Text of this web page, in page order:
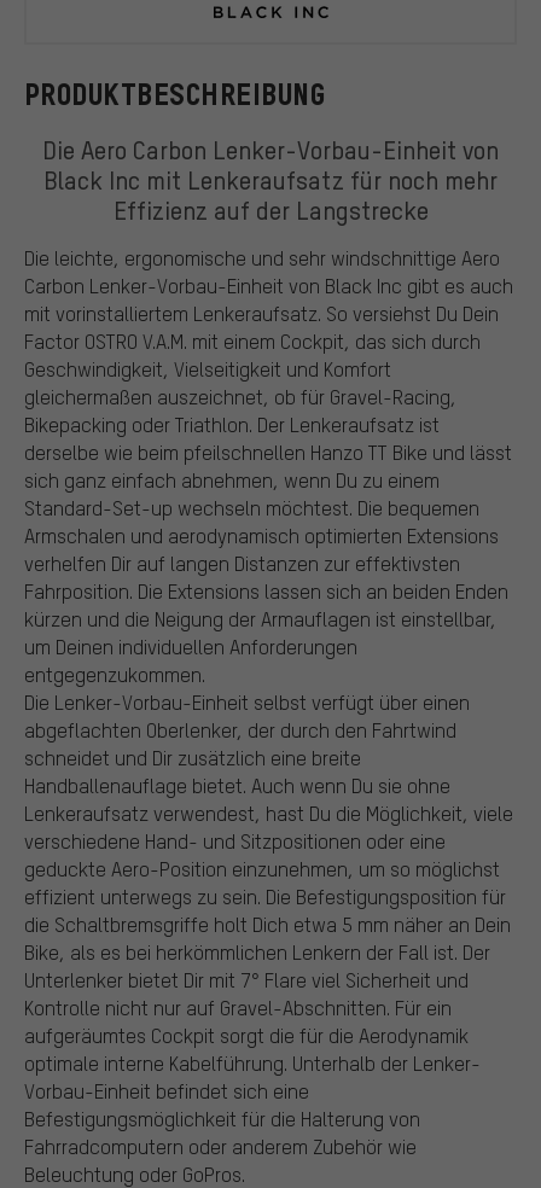
PRODUKTBESCHREIBUNG
Die Aero Carbon Lenker-Vorbau-Einheit von
Black Inc mit Lenkeraufsatz für noch mehr
Effizienz auf der Langstrecke
Die leichte, ergonomische und sehr windschnittige Aero
Carbon Lenker-Vorbau-Einheit von Black Inc gibt es auch
mit vorinstalliertem Lenkeraufsatz. So versiehst Du Dein
Factor OSTRO V.A.M. mit einem Cockpit, das sich durch
Geschwindigkeit, Vielseitigkeit und Komfort
gleichermaßen auszeichnet, ob für Gravel-Racing,
Bikepacking oder Triathlon. Der Lenkeraufsatz ist
derselbe wie beim pfeilschnellen Hanzo TT Bike und lässt
sich ganz einfach abnehmen, wenn Du zu einem
Standard-Set-up wechseln möchtest. Die bequemen
Armschalen und aerodynamisch optimierten Extensions
verhelfen Dir auf langen Distanzen zur effektivsten
Fahrposition. Die Extensions lassen sich an beiden Enden
kürzen und die Neigung der Armauflagen ist einstellbar,
um Deinen individuellen Anforderungen
entgegenzukommen.
Die Lenker-Vorbau-Einheit selbst verfügt über einen
abgeflachten Oberlenker, der durch den Fahrtwind
schneidet und Dir zusätzlich eine breite
Handballenauflage bietet. Auch wenn Du sie ohne
Lenkeraufsatz verwendest, hast Du die Möglichkeit, viele
verschiedene Hand- und Sitzpositionen oder eine
geduckte Aero-Position einzunehmen, um so möglichst
effizient unterwegs zu sein. Die Befestigungsposition für
die Schaltbremsgriffe holt Dich etwa 5 mm näher an Dein
Bike, als es bei herkömmlichen Lenkern der Fall ist. Der
Unterlenker bietet Dir mit 7° Flare viel Sicherheit und
Kontrolle nicht nur auf Gravel-Abschnitten. Für ein
aufgeräumtes Cockpit sorgt die für die Aerodynamik
optimale interne Kabelführung. Unterhalb der Lenker-
Vorbau-Einheit befindet sich eine
Befestigungsmöglichkeit für die Halterung von
Fahrradcomputern oder anderem Zubehör wie
Beleuchtung oder GoPros.